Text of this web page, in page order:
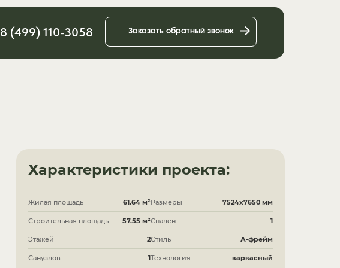
8 (499) 110-3058 Заказать обратный звонок
Характеристики проекта:
Жилая площадь 61.64 м²
Строительная площадь 57.55 м²
Этажей 2
Санузлов 1
Размеры 7524x7650 мм
Спален 1
Стиль А-фрейм
Технология каркасный